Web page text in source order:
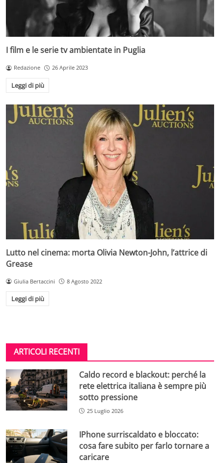
I film e le serie tv ambientate in Puglia
Redazione 26 Aprile 2023
Leggi di più
Lutto nel cinema: morta Olivia Newton-John, l’attrice di
Grease
Giulia Bertaccini 8 Agosto 2022
Leggi di più
ARTICOLI RECENTI
Caldo record e blackout: perché la
rete elettrica italiana è sempre più
sotto pressione
25 Luglio 2026
IPhone surriscaldato e bloccato:
cosa fare subito per farlo tornare a
caricare